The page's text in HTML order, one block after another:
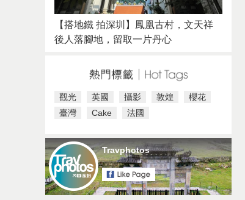
【搭地鐵 拍深圳】鳳凰古村，文天祥
後人落腳地，留取一片丹心
觀光 英國 攝影 敦煌
櫻花
臺灣
Cake 法國
Travphotos